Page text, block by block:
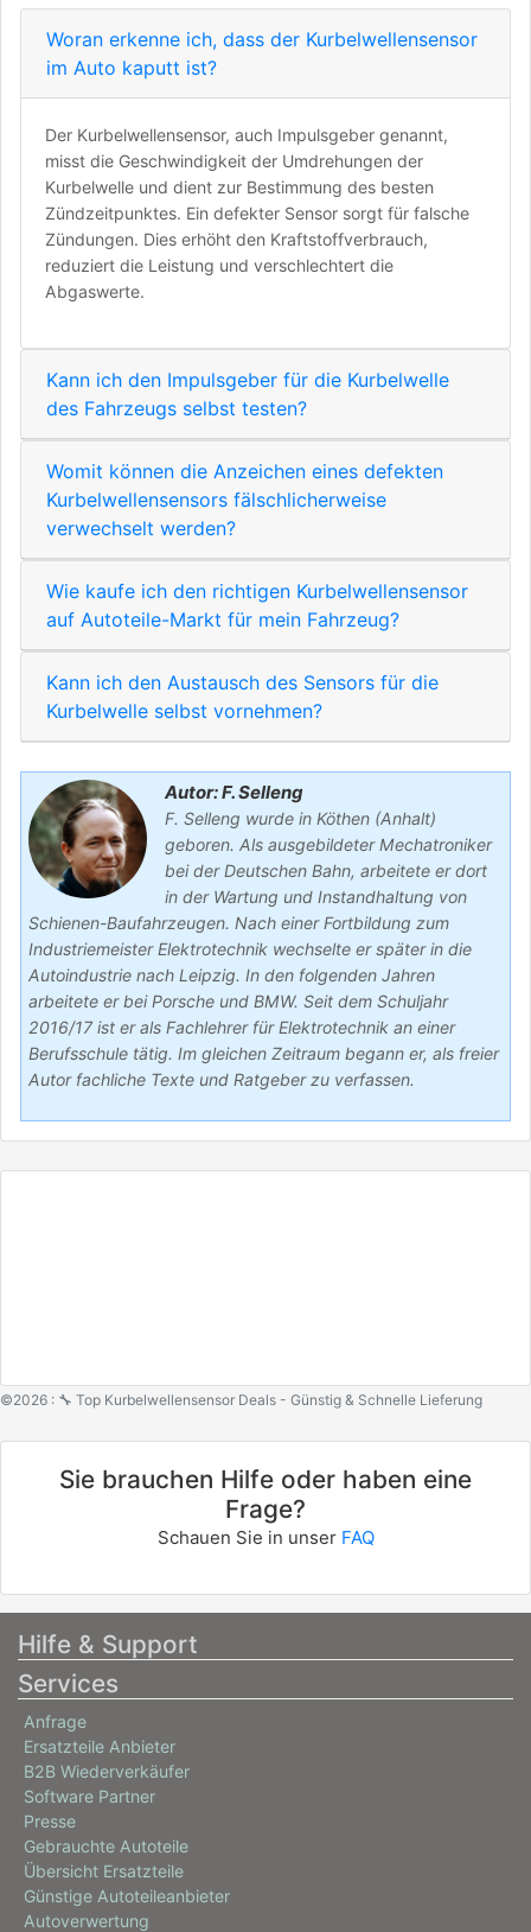
Woran erkenne ich, dass der Kurbelwellensensor
im Auto kaputt ist?
Der Kurbelwellensensor, auch Impulsgeber genannt,
misst die Geschwindigkeit der Umdrehungen der
Kurbelwelle und dient zur Bestimmung des besten
Zündzeitpunktes. Ein defekter Sensor sorgt für falsche
Zündungen. Dies erhöht den Kraftstoffverbrauch,
reduziert die Leistung und verschlechtert die
Abgaswerte.
Kann ich den Impulsgeber für die Kurbelwelle
des Fahrzeugs selbst testen?
Womit können die Anzeichen eines defekten
Kurbelwellensensors fälschlicherweise
verwechselt werden?
Wie kaufe ich den richtigen Kurbelwellensensor
auf Autoteile-Markt für mein Fahrzeug?
Kann ich den Austausch des Sensors für die
Kurbelwelle selbst vornehmen?
Autor: F. Selleng
F. Selleng wurde in Köthen (Anhalt)
geboren. Als ausgebildeter Mechatroniker
bei der Deutschen Bahn, arbeitete er dort
in der Wartung und Instandhaltung von
Schienen-Baufahrzeugen. Nach einer Fortbildung zum
Industriemeister Elektrotechnik wechselte er später in die
Autoindustrie nach Leipzig. In den folgenden Jahren
arbeitete er bei Porsche und BMW. Seit dem Schuljahr
2016/17 ist er als Fachlehrer für Elektrotechnik an einer
Berufsschule tätig. Im gleichen Zeitraum begann er, als freier
Autor fachliche Texte und Ratgeber zu verfassen.
©2026 : 🔧 Top Kurbelwellensensor Deals - Günstig & Schnelle Lieferung
Sie brauchen Hilfe oder haben eine
Frage?
Schauen Sie in unser FAQ
Hilfe & Support
Services
Anfrage
Ersatzteile Anbieter
B2B Wiederverkäufer
Software Partner
Presse
Gebrauchte Autoteile
Übersicht Ersatzteile
Günstige Autoteileanbieter
Autoverwertung